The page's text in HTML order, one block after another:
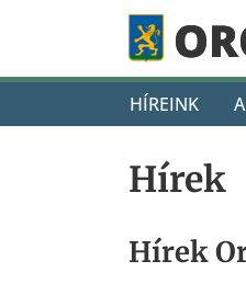
HÍREINK
Hírek
Hírek